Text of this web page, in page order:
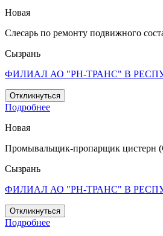
Новая
Слесарь по ремонту подвижного
Сызрань
ФИЛИАЛ АО "РН-ТРАНС" В
Откликнуться
Подробнее
Новая
Промывальщик-пропарщик цистерн
Сызрань
ФИЛИАЛ АО "РН-ТРАНС" В
Откликнуться
Подробнее